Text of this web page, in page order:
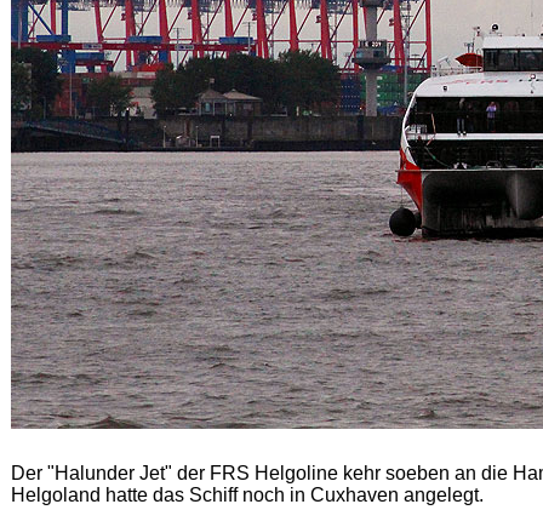
Der "Halunder Jet" der FRS Helgoline kehr soeben an die
Helgoland hatte das Schiff noch in Cuxhaven angelegt.